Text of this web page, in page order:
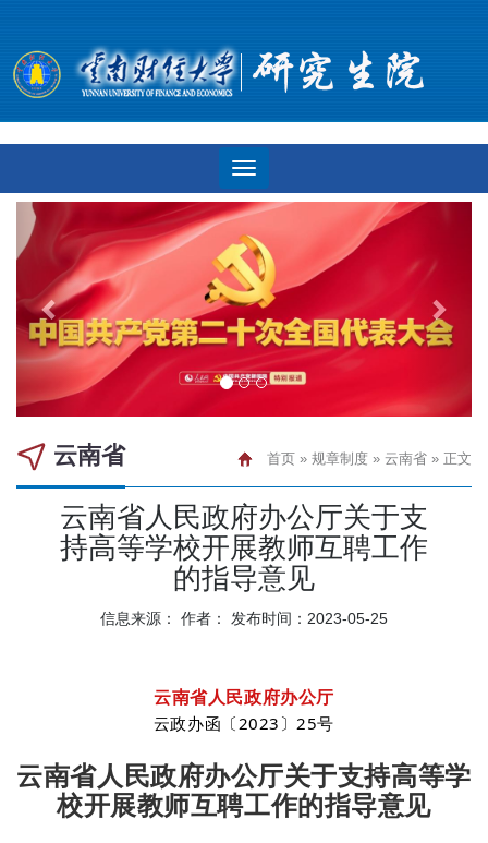
云南省 首页 » 规章制度 » 云南省 » 正文
云南省人民政府办公厅关于支
持高等学校开展教师互聘工作
的指导意见
信息来源： 作者： 发布时间：2023-05-25
云南省人民政府办公厅
云政办函〔2023〕25号
云南省人民政府办公厅关于支持高等学
校开展教师互聘工作的指导意见